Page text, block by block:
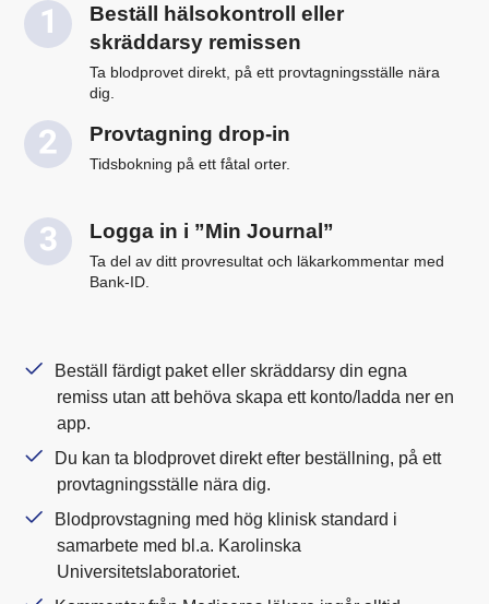
Beställ hälsokontroll eller
skräddarsy remissen
Ta blodprovet direkt, på ett provtagningsställe nära
dig.
Provtagning drop-in
Tidsbokning på ett fåtal orter.
Logga in i ”Min Journal”
Ta del av ditt provresultat och läkarkommentar med
Bank-ID.
Beställ färdigt paket eller skräddarsy din egna
remiss utan att behöva skapa ett konto/ladda ner en
app.
Du kan ta blodprovet direkt efter beställning, på ett
provtagningsställe nära dig.
Blodprovstagning med hög klinisk standard i
samarbete med bl.a. Karolinska
Universitetslaboratoriet.